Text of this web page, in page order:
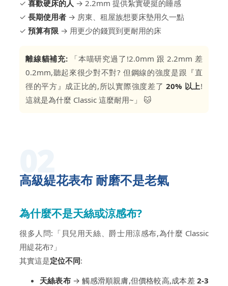
✓ 喜歡硬床的人 → 2.2mm 提供紮實硬挺的睡感
✓ 長期使用者 → 房東、租屋族想要床墊用久一點
✓ 預算有限 → 用更少的錢買到更耐用的床
離線貓補充: 「本喵研究過了!2.0mm 跟 2.2mm 差
0.2mm,聽起來很少對不對? 但鋼線的強度是跟『直
徑的平方』成正比的,所以實際強度差了 20% 以上!
這就是為什麼 Classic 這麼耐用~」 🐱
高級緹花表布 耐磨不是老氣
為什麼不是天絲或涼感布?
很多人問:「貝兒用天絲、爵士用涼感布,為什麼 Classic
用緹花布?」
其實這是定位不同:
天絲表布→ 觸感滑順親膚,但價格較高,成本差2-3